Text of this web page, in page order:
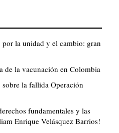
la unidad y el cambio: gran
de la vacunación en Colombia
la fallida Operación
fundamentales y las
Enrique Velásquez Barrios!